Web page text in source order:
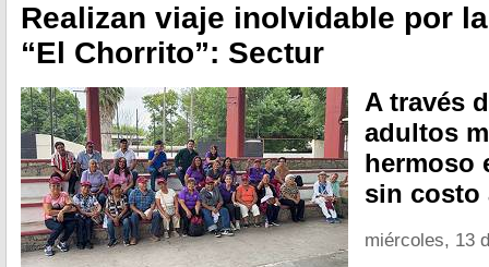
Realizan viaje inolvidable por
“El Chorrito”: Sectur
A través
adultos
hermoso
sin costo
miércoles, 13